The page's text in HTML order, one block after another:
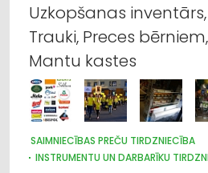
Uzkopšanas inventārs,
Trauki, Preces bērniem,
Mantu kastes
SAIMNIECĪBAS PREČU TIRDZNIECĪBA
INSTRUMENTU UN DARBARĪKU